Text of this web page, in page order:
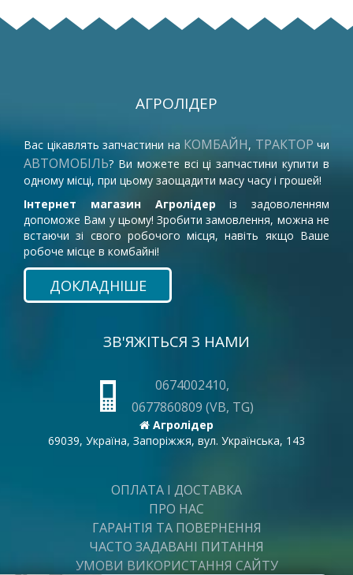
АГРОЛІДЕР
Вас цікавлять запчастини на КОМБАЙН, ТРАКТОР чи
АВТОМОБІЛЬ? Ви можете всі ці запчастини купити в
одному місці, при цьому заощадити масу часу і грошей!
Інтернет магазин Агролідер із задоволенням
допоможе Вам у цьому! Зробити замовлення, можна не
встаючи зі свого робочого місця, навіть якщо Ваше
робоче місце в комбайні!
ДОКЛАДНІШЕ
ЗВ'ЯЖІТЬСЯ З НАМИ
0674002410,
0677860809 (VB, TG)
Агролідер
69039, Україна, Запоріжжя, вул. Українська, 143
ОПЛАТА І ДОСТАВКА
ПРО НАС
ГАРАНТІЯ ТА ПОВЕРНЕННЯ
ЧАСТО ЗАДАВАНІ ПИТАННЯ
УМОВИ ВИКОРИСТАННЯ САЙТУ